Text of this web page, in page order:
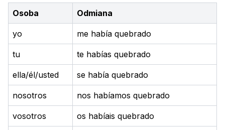
Osoba Odmiana
yo me había quebrado
tu te habías quebrado
ella/él/usted se había quebrado
nosotros nos habíamos quebrado
vosotros os habíais quebrado